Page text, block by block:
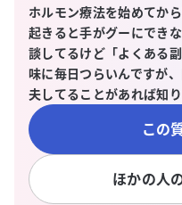
ホルモン療法を始めてか
起きると手がグーにでき
談してるけど「よくある
味に毎日つらいんですが
夫してることがあれば知り
この
ほかの人